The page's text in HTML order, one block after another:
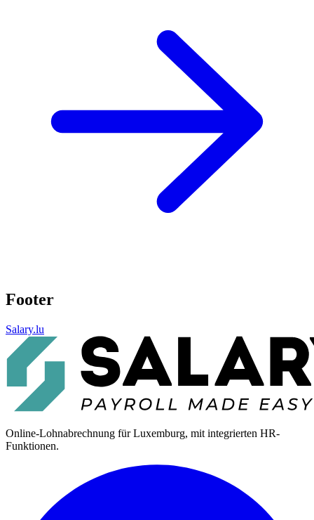
Footer
Salary.lu
Online-Lohnabrechnung für Luxemburg, mit integrierten HR-
Funktionen.